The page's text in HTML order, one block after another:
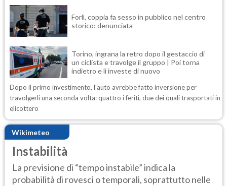
Forlì, coppia fa sesso in pubblico nel centro
storico: denunciata
Torino, ingrana la retro dopo il gestaccio di
un ciclista e travolge il gruppo | Poi torna
indietro e li investe di nuovo
Dopo il primo investimento, l'auto avrebbe fatto inversione per
travolgerli una seconda volta: quattro i feriti, due dei quali trasportati in
elicottero
Wikimeteo
Instabilità
La previsione di “tempo instabile” indica la
probabilità di rovesci o temporali, soprattutto nelle